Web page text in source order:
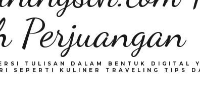
Perjuangan
TULISAN DALAM BENTUK DIGITAL
SEPERTI KULINER TRAVELING TIPS